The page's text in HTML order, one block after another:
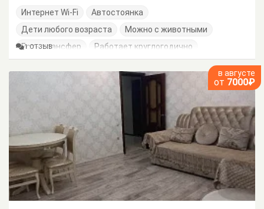
Интернет Wi-Fi
Автостоянка
Дети любого возраста
Можно с животными
Есть трансфер
Работает круглогодично
1 ОТЗЫВ
в августе
от 7000₽